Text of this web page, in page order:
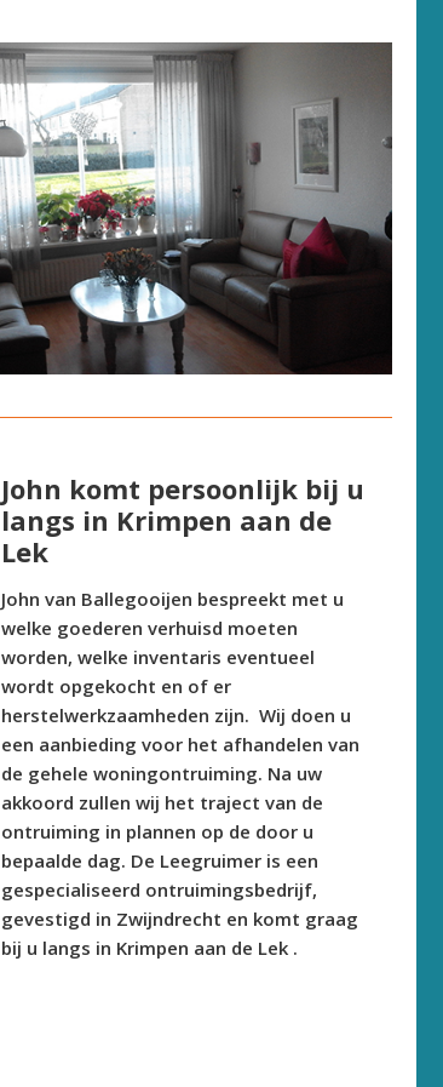
John komt persoonlijk bij u
langs in Krimpen aan de
Lek
John van Ballegooijen bespreekt met u
welke goederen verhuisd moeten
worden, welke inventaris eventueel
wordt opgekocht en of er
herstelwerkzaamheden zijn. Wij doen u
een aanbieding voor het afhandelen van
de gehele woningontruiming. Na uw
akkoord zullen wij het traject van de
ontruiming in plannen op de door u
bepaalde dag. De Leegruimer is een
gespecialiseerd ontruimingsbedrijf,
gevestigd in Zwijndrecht en komt graag
bij u langs in Krimpen aan de Lek .